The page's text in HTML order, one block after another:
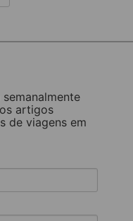
artigos
de viagens em